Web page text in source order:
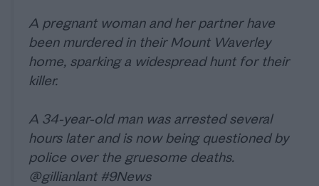
A pregnant woman and her partner have
been murdered in their Mount Waverley
home, sparking a widespread hunt for their
killer.
A 34-year-old man was arrested several
hours later and is now being questioned by
police over the gruesome deaths.
@gillianlant #9News